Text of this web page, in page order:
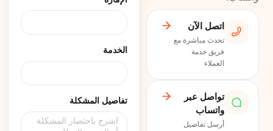
اتصل الآن
تحدث مباشرة مع
فريق خدمة
العملاء
تواصل عبر
واتساب
أرسل تفاصيل
الخدمة
تفاصيل المشكلة